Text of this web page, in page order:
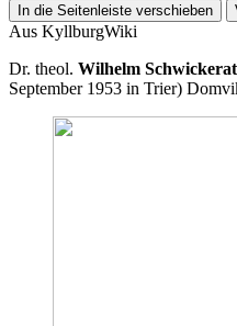
In die Seitenleiste verschieben
Aus KyllburgWiki
Dr. theol. Wilhelm
September 1953 in Trier)